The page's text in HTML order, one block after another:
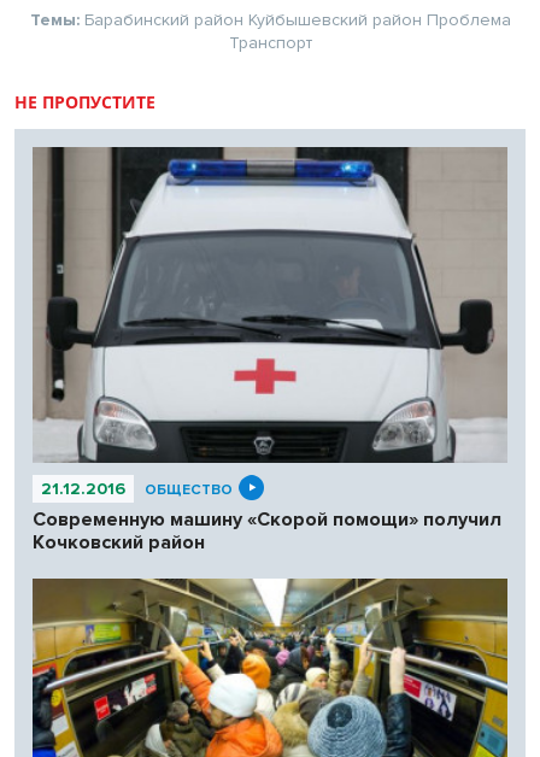
Темы: Барабинский район Куйбышевский район Проблема
Транспорт
НЕ ПРОПУСТИТЕ
21.12.2016 ОБЩЕСТВО
Современную машину «Скорой помощи» получил
Кочковский район